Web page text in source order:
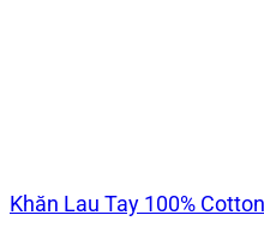
Khăn Lau Tay 100%